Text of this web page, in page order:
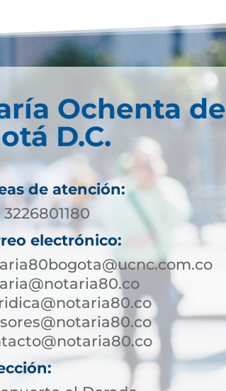
Ochenta de
D.C.
de atención:
3226801180
electrónico: